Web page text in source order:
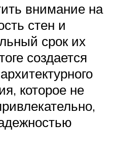
внимание на
стен и
срок их
создается
которое не